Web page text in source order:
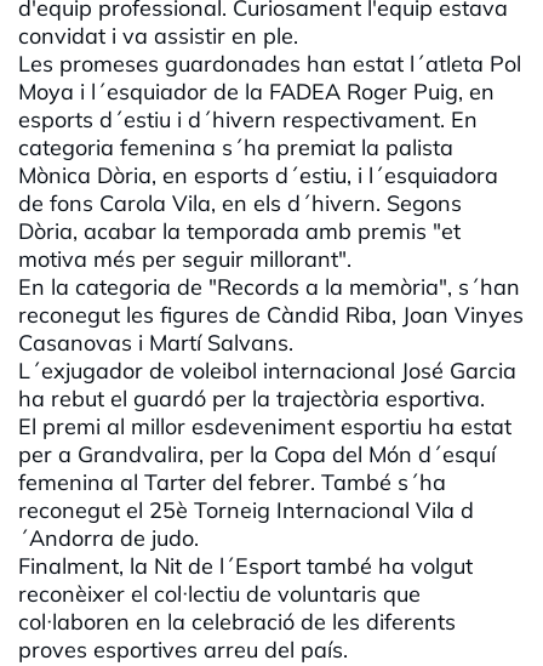
d'equip professional. Curiosament l'equip estava
convidat i va assistir en ple.
Les promeses guardonades han estat l´atleta Pol
Moya i l´esquiador de la FADEA Roger Puig, en
esports d´estiu i d´hivern respectivament. En
categoria femenina s´ha premiat la palista
Mònica Dòria, en esports d´estiu, i l´esquiadora
de fons Carola Vila, en els d´hivern. Segons
Dòria, acabar la temporada amb premis "et
motiva més per seguir millorant".
En la categoria de "Records a la memòria", s´han
reconegut les figures de Càndid Riba, Joan Vinyes
Casanovas i Martí Salvans.
L´exjugador de voleibol internacional José Garcia
ha rebut el guardó per la trajectòria esportiva.
El premi al millor esdeveniment esportiu ha estat
per a Grandvalira, per la Copa del Món d´esquí
femenina al Tarter del febrer. També s´ha
reconegut el 25è Torneig Internacional Vila d
´Andorra de judo.
Finalment, la Nit de l´Esport també ha volgut
reconèixer el col·lectiu de voluntaris que
col·laboren en la celebració de les diferents
proves esportives arreu del país.